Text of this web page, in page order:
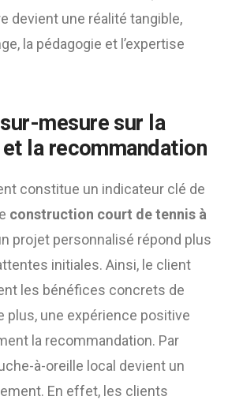
devient une réalité tangible,
la pédagogie et l’expertise
mesure sur la
la recommandation
constitue un indicateur clé de
construction court de tennis à
projet personnalisé répond plus
initiales. Ainsi, le client
les bénéfices concrets de
plus, une expérience positive
la recommandation. Par
à-oreille local devient un
En effet, les clients